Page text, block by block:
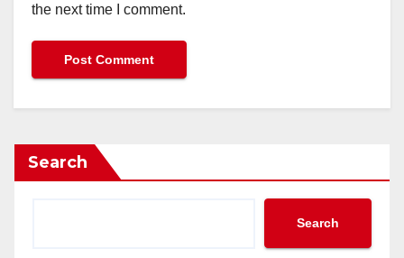
the next time I comment.
Search
Search